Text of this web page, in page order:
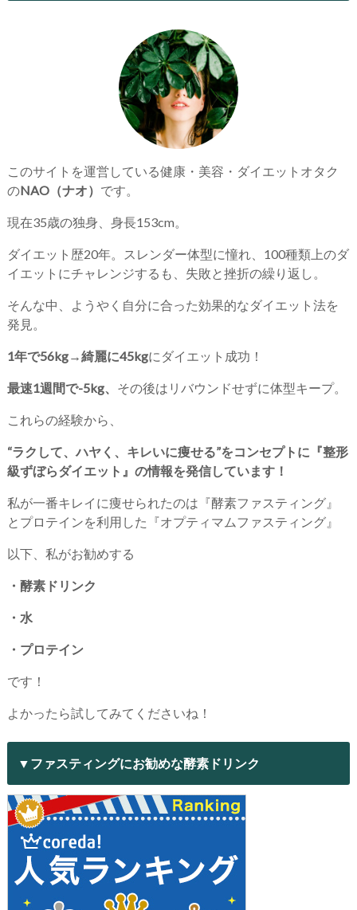
このサイトを運営している健康・美容・ダイエットオタク
のNAO（ナオ） です。
現在35歳の独身、身長153cm。
ダイエット歴20年。スレンダー体型に憧れ、100種類上のダ
イエットにチャレンジするも、失敗と挫折の繰り返し。
そんな中、ようやく自分に合った効果的なダイエット法を
発見。
1年で56kg→綺麗に45kgにダイエット成功！
最速1週間で-5kg、 その後はリバウンドせずに体型キープ。
これらの経験から、
“ラクして、ハヤく、キレいに痩せる”をコンセプトに『整形
級ずぼらダイエット』の情報を発信しています！
私が一番キレイに痩せられたのは『酵素ファスティング』
とプロテインを利用した『オプティマムファスティング』
以下、私がお勧めする
・酵素ドリンク
・水
・プロテイン
です！
よかったら試してみてくださいね！
▼ファスティングにお勧めな酵素ドリンク